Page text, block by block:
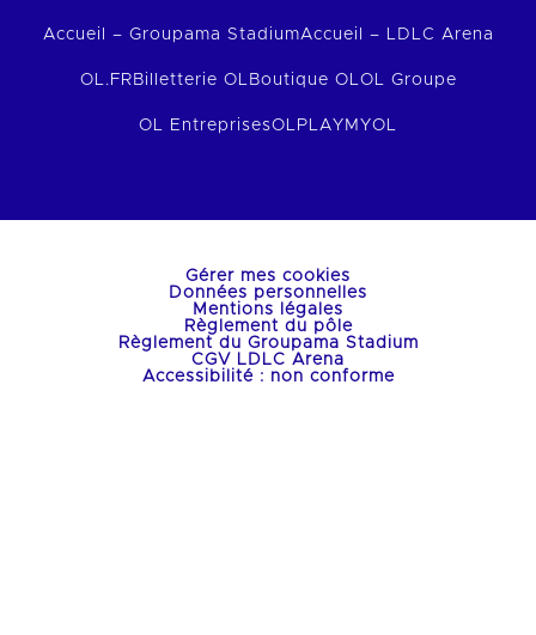
Accueil – Groupama StadiumAccueil – LDLC Arena
OL.FR Billetterie OL Boutique OLOL Groupe
OL EntreprisesOLPLAY MYOL
Gérer mes cookies
Données personnelles
Mentions légales
Règlement du pôle
Règlement du Groupama Stadium
CGV LDLC Arena
Accessibilité : non conforme